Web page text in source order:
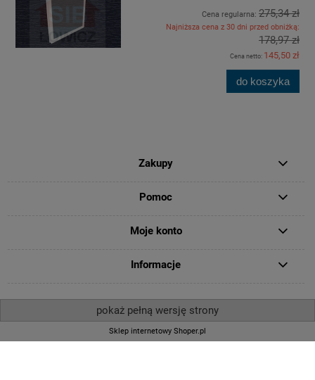
Cena regularna: 275,34 zł
Najniższa cena z 30 dni przed obniżką:
178,97 zł
Cena netto: 145,50 zł
do koszyka
Zakupy
Pomoc
Moje konto
Informacje
pokaż pełną wersję strony
Sklep internetowy Shoper.pl